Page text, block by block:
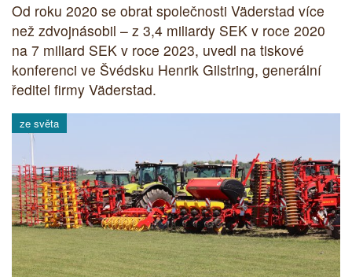
Od roku 2020 se obrat společnosti Väderstad více
než zdvojnásobil – z 3,4 miliardy SEK v roce 2020
na 7 miliard SEK v roce 2023, uvedl na tiskové
konferenci ve Švédsku Henrik Gilstring, generální
ředitel firmy Väderstad.
ze světa